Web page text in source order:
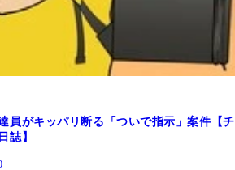
員がキッパリ断る「ついで指示」案件【チ
誌】